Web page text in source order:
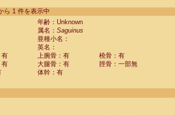
(0)
(0)
(1)
spp.
ら 1 件を表示中
年齢：Unknown
属名： Saguinus
亜種小名：
英名：
有 上腕骨：有
橈骨：有
有 大腿骨：有
脛骨：一部無
体幹：有